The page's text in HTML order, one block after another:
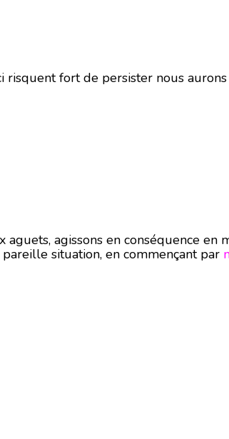
risquent fort de persister nous
aguets, agissons en conséquence
situation, en commençant par